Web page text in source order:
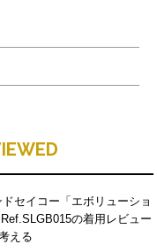
セイコー「エボリューショ
の着用レビュー
える